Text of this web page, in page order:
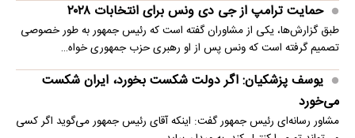
حمایت ترامپ از جی دی ونس برای انتخابات ۲۰۲۸
طبق گزارش‌ها، یکی از مشاوران گفته است که رئیس جمهور به طور خصوصی
تصمیم گرفته است که ونس پس از او رهبری حزب جمهوری خواه…
یوسف پزشکیان: اگر دولت شکست بخورد، ایران شکست
می‌خورد
مشاور رسانه‌ای رئیس جمهور گفت: اینکه آقای رئیس جمهور می‌گوید اگر کسی